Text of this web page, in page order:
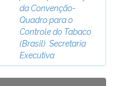
da Convenção-
Quadro para o
Controle do Tabaco
(Brasil). Secretaria
Executiva